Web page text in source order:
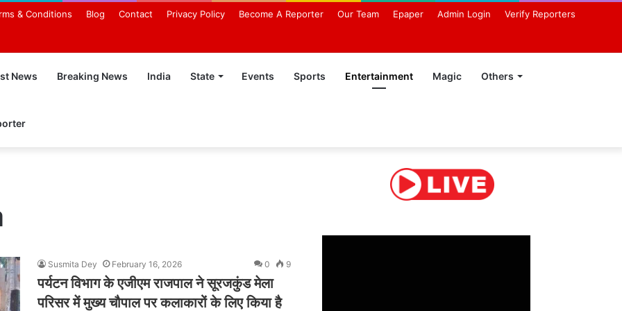
& Conditions Blog Contact Privacy Policy Become A Reporter Our Team Epaper Admin Login Verify Reporters
News Breaking News India State Events Sports Entertainment Magic Others
Susmita Dey February 16, 2026 0 9
पर्यटन विभाग के एजीएम राजपाल ने सूरजकुंड मेला
परिसर में मुख्य चौपाल पर कलाकारों के लिए किया है